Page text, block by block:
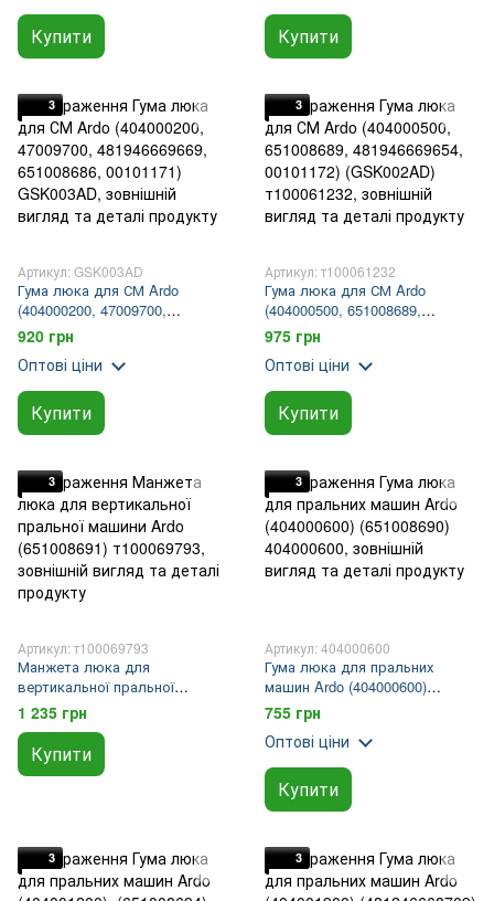
Купити Купити
3
Артикул: GSK003AD
Гума люка для СМ Ardo
(404000200, 47009700,
481946669669, 651008686,
00101171)
920 грн
Оптові ціни
Купити
3
Артикул: т100061232
Гума люка для СМ Ardo
(404000500, 651008689,
481946669654, 00101172)
(GSK002AD)
975 грн
Оптові ціни
Купити
3
Артикул: т100069793
Манжета люка для
вертикальної пральної
машини Ardo (651008691)
1 235 грн
Купити
3
Артикул: 404000600
Гума люка для пральних
машин Ardo (404000600)
(651008690)
755 грн
Оптові ціни
Купити
3 3